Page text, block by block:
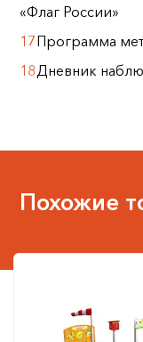
«Флаг России»
Программа
Дневник
Похожие